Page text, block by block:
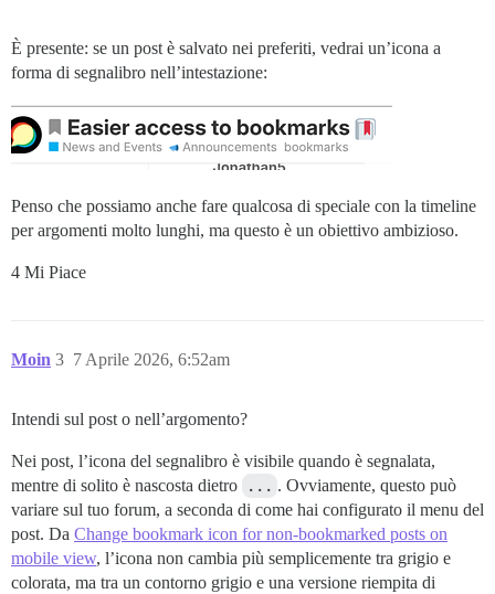
È presente: se un post è salvato nei preferiti, vedrai un’icona a
forma di segnalibro nell’intestazione:
Penso che possiamo anche fare qualcosa di speciale con la timeline
per argomenti molto lunghi, ma questo è un obiettivo ambizioso.
4 Mi Piace
Moin 7 Aprile 2026, 6:52am
3
Intendi sul post o nell’argomento?
Nei post, l’icona del segnalibro è visibile quando è segnalata,
mentre di solito è nascosta dietro
... . Ovviamente, questo può
variare sul tuo forum, a seconda di come hai configurato il menu del
post. Da Change bookmark icon for non-bookmarked posts on
mobile view, l’icona non cambia più semplicemente tra grigio e
colorata, ma tra un contorno grigio e una versione riempita di